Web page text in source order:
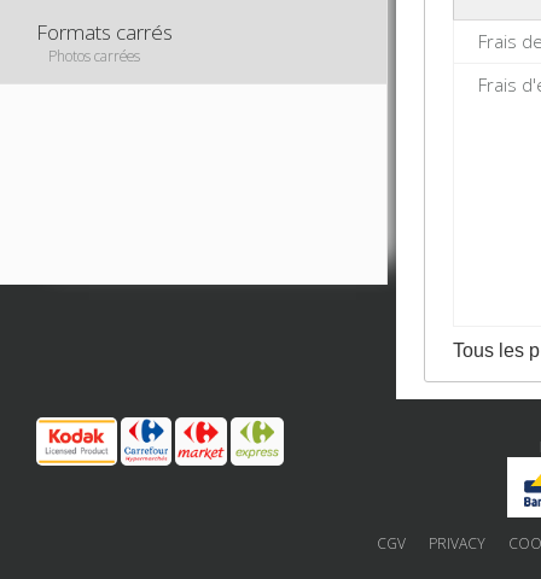
Formats carrés
Photos carrées
Frais
Frais
Tous les
CGV PRIVACY